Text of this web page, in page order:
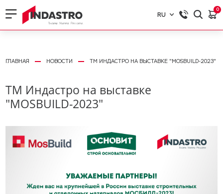
RU
RU
0
ГЛАВНАЯ НОВОСТИ ТМ ИНДАСТРО НА ВЫСТАВКЕ "MOSBUILD-2023"
ТМ Индастро на выставке
"MOSBUILD-2023"